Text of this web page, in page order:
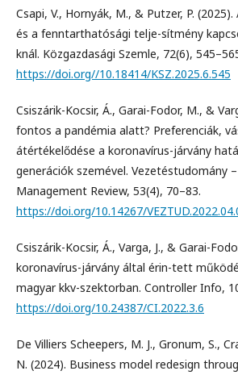
Csapi, V., Hornyák, M., & Putzer, P.
és a fenntarthatósági telje-sítmény
knál. Közgazdasági Szemle, 72(6),
https://doi.org//10.18414/KSZ.2025.6.545
Csiszárik-Kocsir, Á., Garai-Fodor, M., &
fontos a pandémia alatt? Preferenciák,
átértékelődése a koronavírus-járvány
generációk szemével. Vezetéstudomány
Management Review, 53(4), 70–83.
https://doi.org/10.14267/
Csiszárik-Kocsir, Á., Varga, J., & Garai-
koronavírus-járvány által érin-tett
magyar kkv-szektorban. Controller Info,
https://doi.org/10.24387/CI.2022.3.6
De Villiers Scheepers, M. J., Gronum, S.,
N. (2024). Business model redesign